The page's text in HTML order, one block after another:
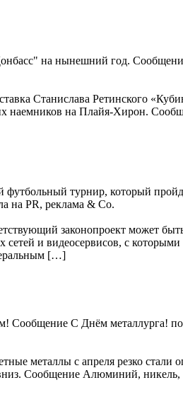
на нынешний год.
Станислава Ретинского
наемников на Плайя-Хирон.
футбольный турнир, который
на PR, реклама & Co.
законопроект может
и видеосервисов, с которыми
[…]
Сообщение С Днём металлурга!
металлы с апреля резко стали
Сообщение Алюминий,